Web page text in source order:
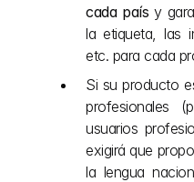
cada país y
la etiqueta, las
etc. para cada
Si su producto
profesionales
usuarios
exigirá que
la lengua